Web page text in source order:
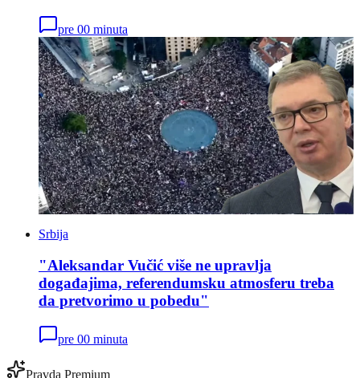
pre 00 minuta
Srbija
"Aleksandar Vučić više ne upravlja
događajima, referendumsku atmosferu treba
da pretvorimo u pobedu"
pre 00 minuta
Pravda Premium